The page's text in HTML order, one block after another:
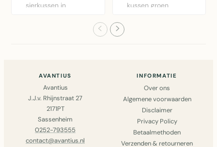
sierkussen in
kussen groen
AVANTIUS
Avantius
J.J.v. Rhijnstraat 27
2171PT
Sassenheim
0252-793555
contact@avantius.nl
INFORMATIE
Over ons
Algemene voorwaarden
Disclaimer
Privacy Policy
Betaalmethoden
Verzenden & retourneren